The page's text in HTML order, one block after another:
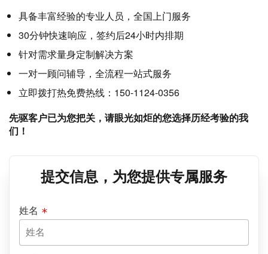
具备丰富经验的专业人员，全国上门服务
30分钟快速响应，签约后24小时内排期
针对需求量身定制解决方案
一对一顾问辅导，全流程一站式服务
立即拨打热免费热线：150-1124-0356
先驱客户已为您把关，请眼光如炬的您选择历经考验的我
们！
提交信息，为您提供专属服务
姓名